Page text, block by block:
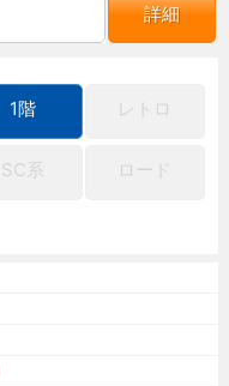
詳細
1階 レトロ
SC系 ロード